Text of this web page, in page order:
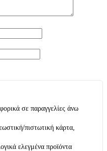
σε παραγγελίες άνω
πιστωτική κάρτα,
ελεγμένα προϊόντα